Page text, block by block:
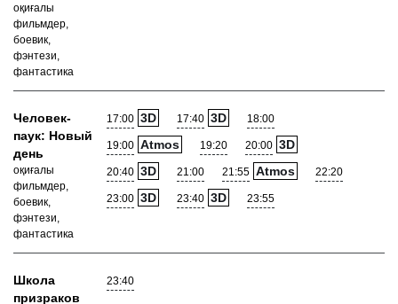
оқиғалы
фильмдер,
боевик,
фэнтези,
фантастика
Человек-
паук: Новый
день
оқиғалы
фильмдер,
боевик,
фэнтези,
фантастика
17:00 3D 17:40 3D 18:00
19:00 Atmos 19:20 20:00 3D
20:40 3D 21:00 21:55 Atmos 22:20
23:00 3D 23:40 3D 23:55
Школа
призраков
23:40